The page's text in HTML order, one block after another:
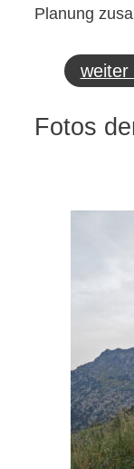
Planung
weiter
Fotos